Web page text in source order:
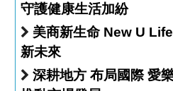
守護健康生活加紛
美商新生命 New U Life 重新定義膠原蛋白
新未來
深耕地方 布局國際 愛樂唯Alfawise「雙軌」